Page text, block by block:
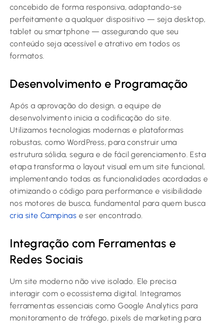
concebido de forma responsiva, adaptando-se
perfeitamente a qualquer dispositivo — seja desktop,
tablet ou smartphone — assegurando que seu
conteúdo seja acessível e atrativo em todos os
formatos.
Desenvolvimento e Programação
Após a aprovação do design, a equipe de
desenvolvimento inicia a codificação do site.
Utilizamos tecnologias modernas e plataformas
robustas, como WordPress, para construir uma
estrutura sólida, segura e de fácil gerenciamento. Esta
etapa transforma o layout visual em um site funcional,
implementando todas as funcionalidades acordadas e
otimizando o código para performance e visibilidade
nos motores de busca, fundamental para quem busca
cria site Campinas e ser encontrado.
Integração com Ferramentas e
Redes Sociais
Um site moderno não vive isolado. Ele precisa
interagir com o ecossistema digital. Integramos
ferramentas essenciais como Google Analytics para
monitoramento de tráfego, pixels de marketing para